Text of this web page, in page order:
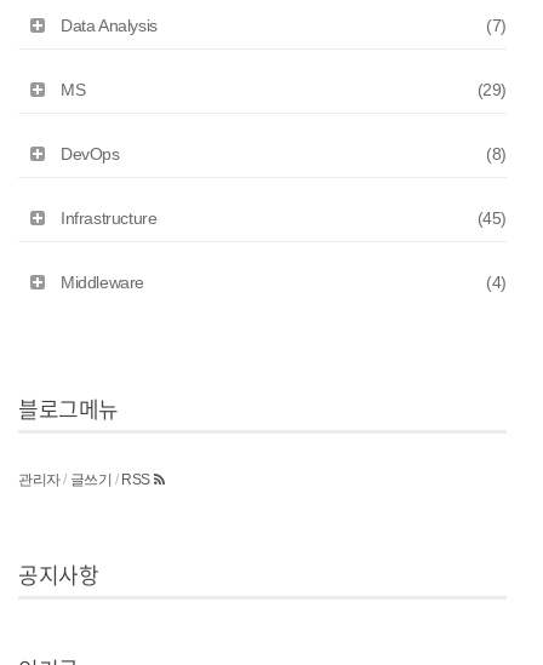
Data Analysis (7)
MS (29)
DevOps (8)
Infrastructure (45)
Middleware (4)
블로그메뉴
관리자/ 글쓰기 / RSS
공지사항